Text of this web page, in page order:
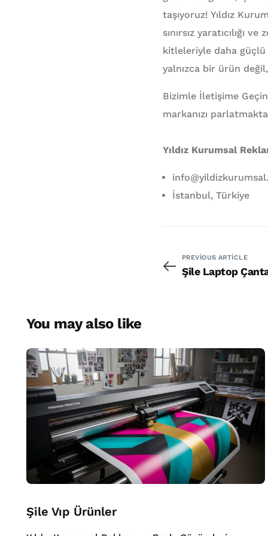
taşıyoruz! Yıldız
sınırsız yaratıcılığı
kitleleriyle daha güçlü
yalnızca bir ürün
Bizimle İletişime
markanızı
Yıldız Kurumsal
İstanbul, Türkiye
PREVIOUS ARTICLE
Şile Laptop
You may also like
Şile Vıp Ürünler